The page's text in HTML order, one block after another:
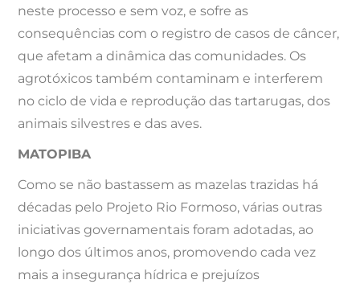
neste processo e sem voz, e sofre as
consequências com o registro de casos de câncer,
que afetam a dinâmica das comunidades. Os
agrotóxicos também contaminam e interferem
no ciclo de vida e reprodução das tartarugas, dos
animais silvestres e das aves.
MATOPIBA
Como se não bastassem as mazelas trazidas há
décadas pelo Projeto Rio Formoso, várias outras
iniciativas governamentais foram adotadas, ao
longo dos últimos anos, promovendo cada vez
mais a insegurança hídrica e prejuízos